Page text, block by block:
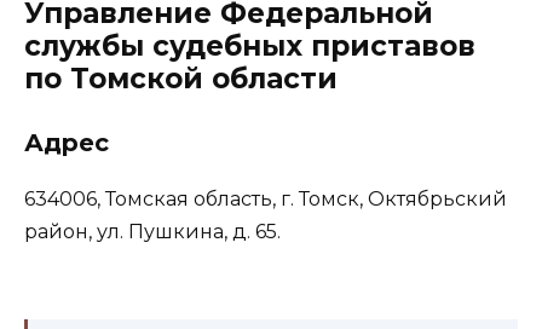
Управление Федеральной
службы судебных приставов
по Томской области
Адрес
634006, Томская область, г. Томск, Октябрьский
район, ул. Пушкина, д. 65.